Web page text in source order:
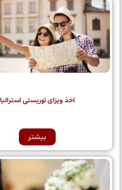
اخذ ویزای توریستی استرالیا
بیشتر